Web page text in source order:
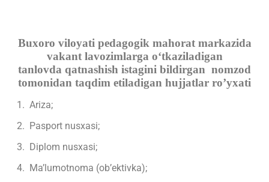
Buxoro viloyati pedagogik mahorat markazida
vakant lavozimlarga oʻtkaziladigan
tanlovda qatnashish istagini bildirgan nomzod
tomonidan taqdim etiladigan hujjatlar ro’yxati
1. Ariza;
2. Pasport nusxasi;
3. Diplom nusxasi;
4. Ma’lumotnoma (ob’ektivka);